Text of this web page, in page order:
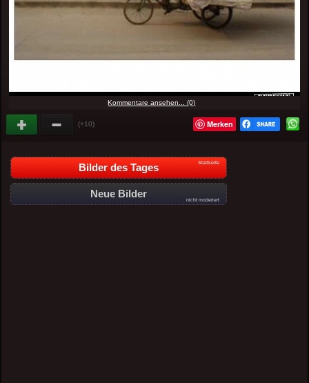
Kommentare ansehen... (0)
(+10) Merken
Bilder des Tages Startseite
Neue Bilder
nicht moderiert